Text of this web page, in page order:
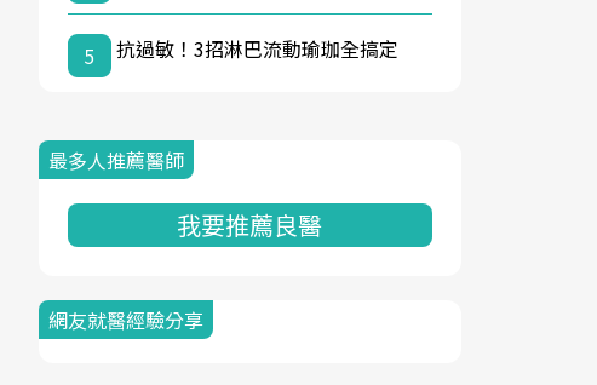
5 抗過敏！3招淋巴流動瑜珈全搞定
最多人推薦醫師
我要推薦良醫
網友就醫經驗分享